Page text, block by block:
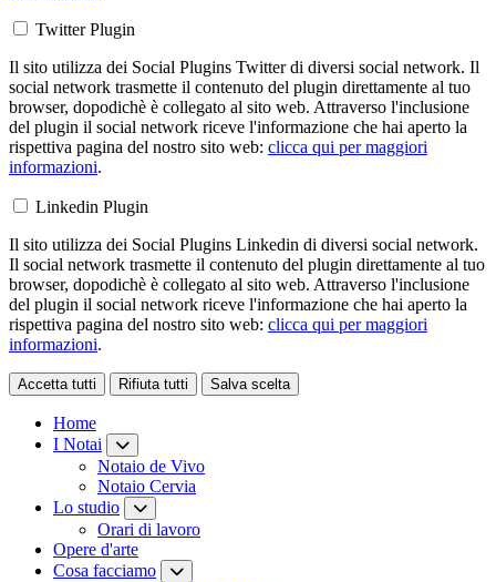
Twitter Plugin
Il sito utilizza dei Social Plugins Twitter di diversi social network. Il
social network trasmette il contenuto del plugin direttamente al tuo
browser, dopodichè è collegato al sito web. Attraverso l'inclusione
del plugin il social network riceve l'informazione che hai aperto la
rispettiva pagina del nostro sito web: clicca qui per maggiori
informazioni.
Linkedin Plugin
Il sito utilizza dei Social Plugins Linkedin di diversi social network.
Il social network trasmette il contenuto del plugin direttamente al tuo
browser, dopodichè è collegato al sito web. Attraverso l'inclusione
del plugin il social network riceve l'informazione che hai aperto la
rispettiva pagina del nostro sito web: clicca qui per maggiori
informazioni.
Accetta tutti Rifiuta tutti Salva scelta
Home
I Notai
Notaio de Vivo
Notaio Cervia
Lo studio
Orari di lavoro
Opere d'arte
Cosa facciamo